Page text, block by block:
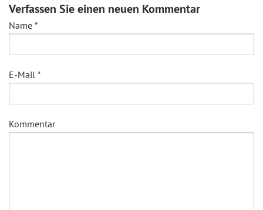
Verfassen Sie einen neuen Kommentar
Name *
E-Mail *
Kommentar